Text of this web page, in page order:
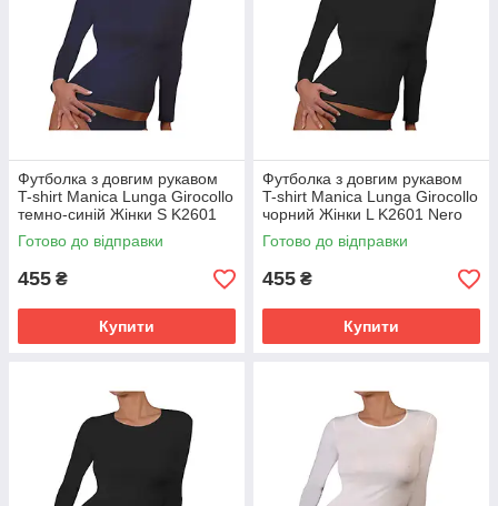
Футболка з довгим рукавом
T-shirt Manica Lunga Girocollo
темно-синій Жінки S K2601
BluNavy
Готово до відправки
455 ₴
Купити
Футболка з довгим рукавом
T-shirt Manica Lunga Girocollo
чорний Жінки L K2601 Nero
Готово до відправки
455 ₴
Купити